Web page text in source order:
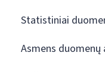
Statistiniai
Asmens duomenų